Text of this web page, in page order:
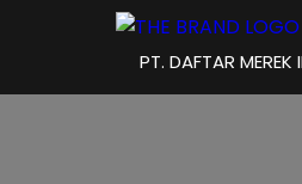
PT. DAFTAR MEREK